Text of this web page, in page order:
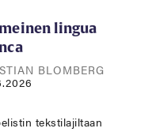
lingua
BLOMBERG
tekstilajiltaan